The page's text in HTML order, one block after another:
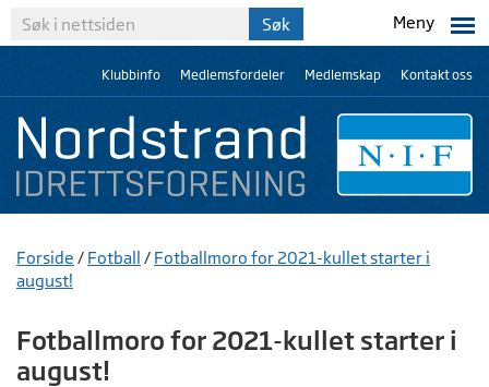
Meny
Klubbinfo Medlemsfordeler Medlemskap Kontakt oss
Forside / Fotball / Fotballmoro for 2021-kullet starter i
august!
Fotballmoro for 2021-kullet starter i
august!